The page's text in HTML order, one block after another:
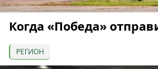
Когда «Победа»
РЕГИОН